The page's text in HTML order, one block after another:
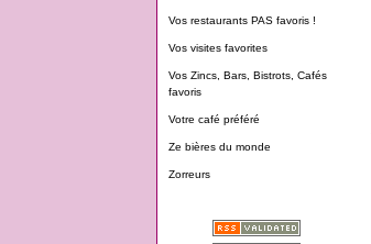
Vos restaurants PAS favoris !
Vos visites favorites
Vos Zincs, Bars, Bistrots, Cafés
favoris
Votre café préféré
Ze bières du monde
Zorreurs